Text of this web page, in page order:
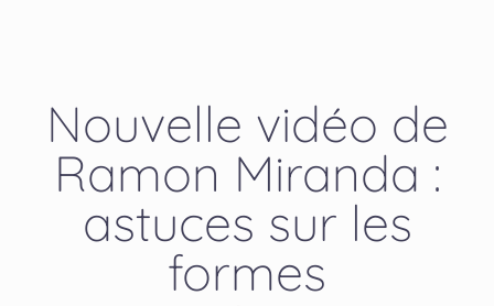
Nouvelle vidéo de
Ramon Miranda :
astuces sur les
formes